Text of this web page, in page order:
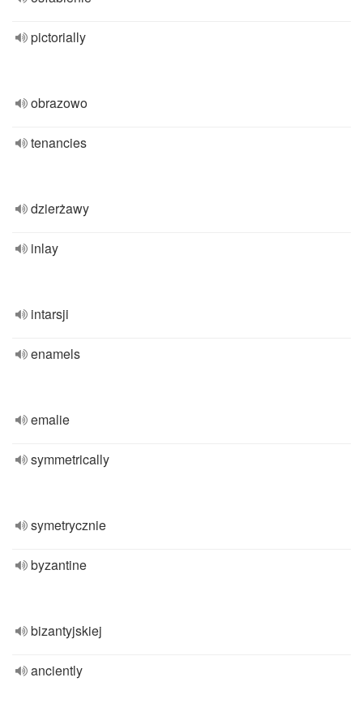
pictorially
obrazowo
tenancies
dzierżawy
inlay
intarsji
enamels
emalie
symmetrically
symetrycznie
byzantine
bizantyjskiej
anciently